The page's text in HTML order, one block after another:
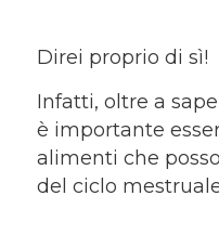
Direi proprio di sì!
Infatti, oltre a
è importante
alimenti che
del ciclo